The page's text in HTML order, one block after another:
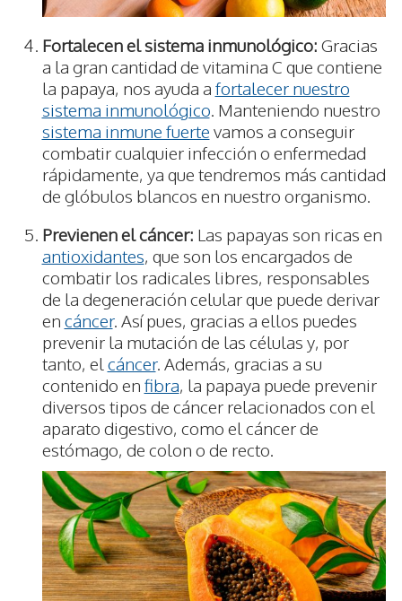
Fortalecen el sistema inmunológico: Gracias
a la gran cantidad de vitamina C que contiene
la papaya, nos ayuda a fortalecer nuestro
sistema inmunológico. Manteniendo nuestro
sistema inmune fuerte vamos a conseguir
combatir cualquier infección o enfermedad
rápidamente, ya que tendremos más cantidad
de glóbulos blancos en nuestro organismo.
Previenen el cáncer: Las papayas son ricas en
antioxidantes, que son los encargados de
combatir los radicales libres, responsables
de la degeneración celular que puede derivar
en cáncer. Así pues, gracias a ellos puedes
prevenir la mutación de las células y, por
tanto, el cáncer. Además, gracias a su
contenido en fibra, la papaya puede prevenir
diversos tipos de cáncer relacionados con el
aparato digestivo, como el cáncer de
estómago, de colon o de recto.